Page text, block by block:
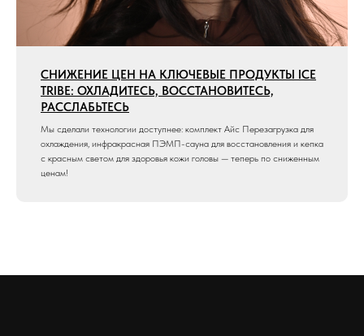
больше пользы для мозга и кожи головы.
СНИЖЕНИЕ ЦЕН НА КЛЮЧЕВЫЕ ПРОДУКТЫ ICE
TRIBE: ОХЛАДИТЕСЬ, ВОССТАНОВИТЕСЬ,
РАССЛАБЬТЕСЬ
Мы сделали технологии доступнее: комплект Айс Перезагрузка для
охлаждения, инфракрасная ПЭМП-сауна для восстановления и кепка
с красным светом для здоровья кожи головы — теперь по сниженным
ценам!